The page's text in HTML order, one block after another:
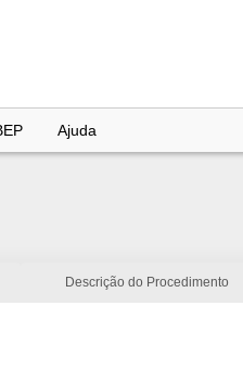
Ajuda
Descrição do Procedimento